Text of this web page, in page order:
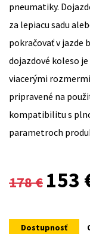
pneumatiky.
za lepiacu sadu
pokračovať v jazde
dojazdové koleso
viacerými
pripravené na
kompatibilitu s
parametroch
178€
was:
153
Dostupnosť